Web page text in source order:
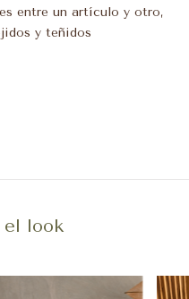
entre un artículo y otro,
y teñidos
el look